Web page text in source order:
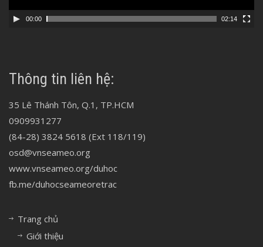
00:00 02:14
Thông tin liên hệ:
35 Lê Thánh Tôn, Q.1, TP.HCM
0909931277
(84-28) 3824 5618 (Ext 118/119)
osd@vnseameo.org
www.vnseameo.org/duhoc
fb.me/duhocseameoretrac
Trang chủ
Giới thiệu